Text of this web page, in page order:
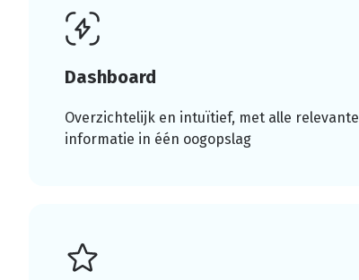
Dashboard
Overzichtelijk en intuïtief, met alle relevante
informatie in één oogopslag